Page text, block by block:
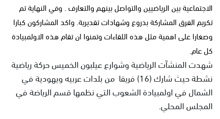
الاجتماعية بين الرياضيين والتواصل بينهم والتعارف . وفي النهاية تم
تكريم الفرق المشاركة بدروع وشهادات تقديرية. واكد المشاركون كبارا
وصغارا على اهمية مثل هذه اللقاءات وتمنوا ان تقام هذه الاولمبيادة
كل عام.
شهدت المنشآت الرياضية وشوارع عيلبون الخميس حركة رياضية
نشطة حيث شارك (16) فريقا من بلدات عربيه ويهودية في
الشمال في اولمبيادة الشعوب التي نظمها قسم الرياضة في
المجلس المحلي.